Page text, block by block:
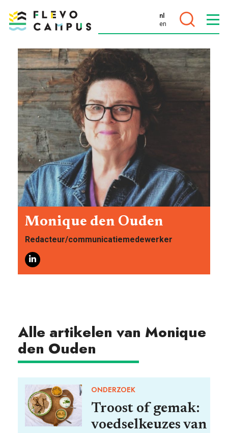
DOELEN
PROGRAMMA’S
VOOR WIE
ONTDEKKEN
OVER
nl
en
Monique den Ouden
Redacteur/communicatiemedewerker
Alle artikelen van Monique
den Ouden
ONDERZOEK
Troost of gemak:
voedselkeuzes van